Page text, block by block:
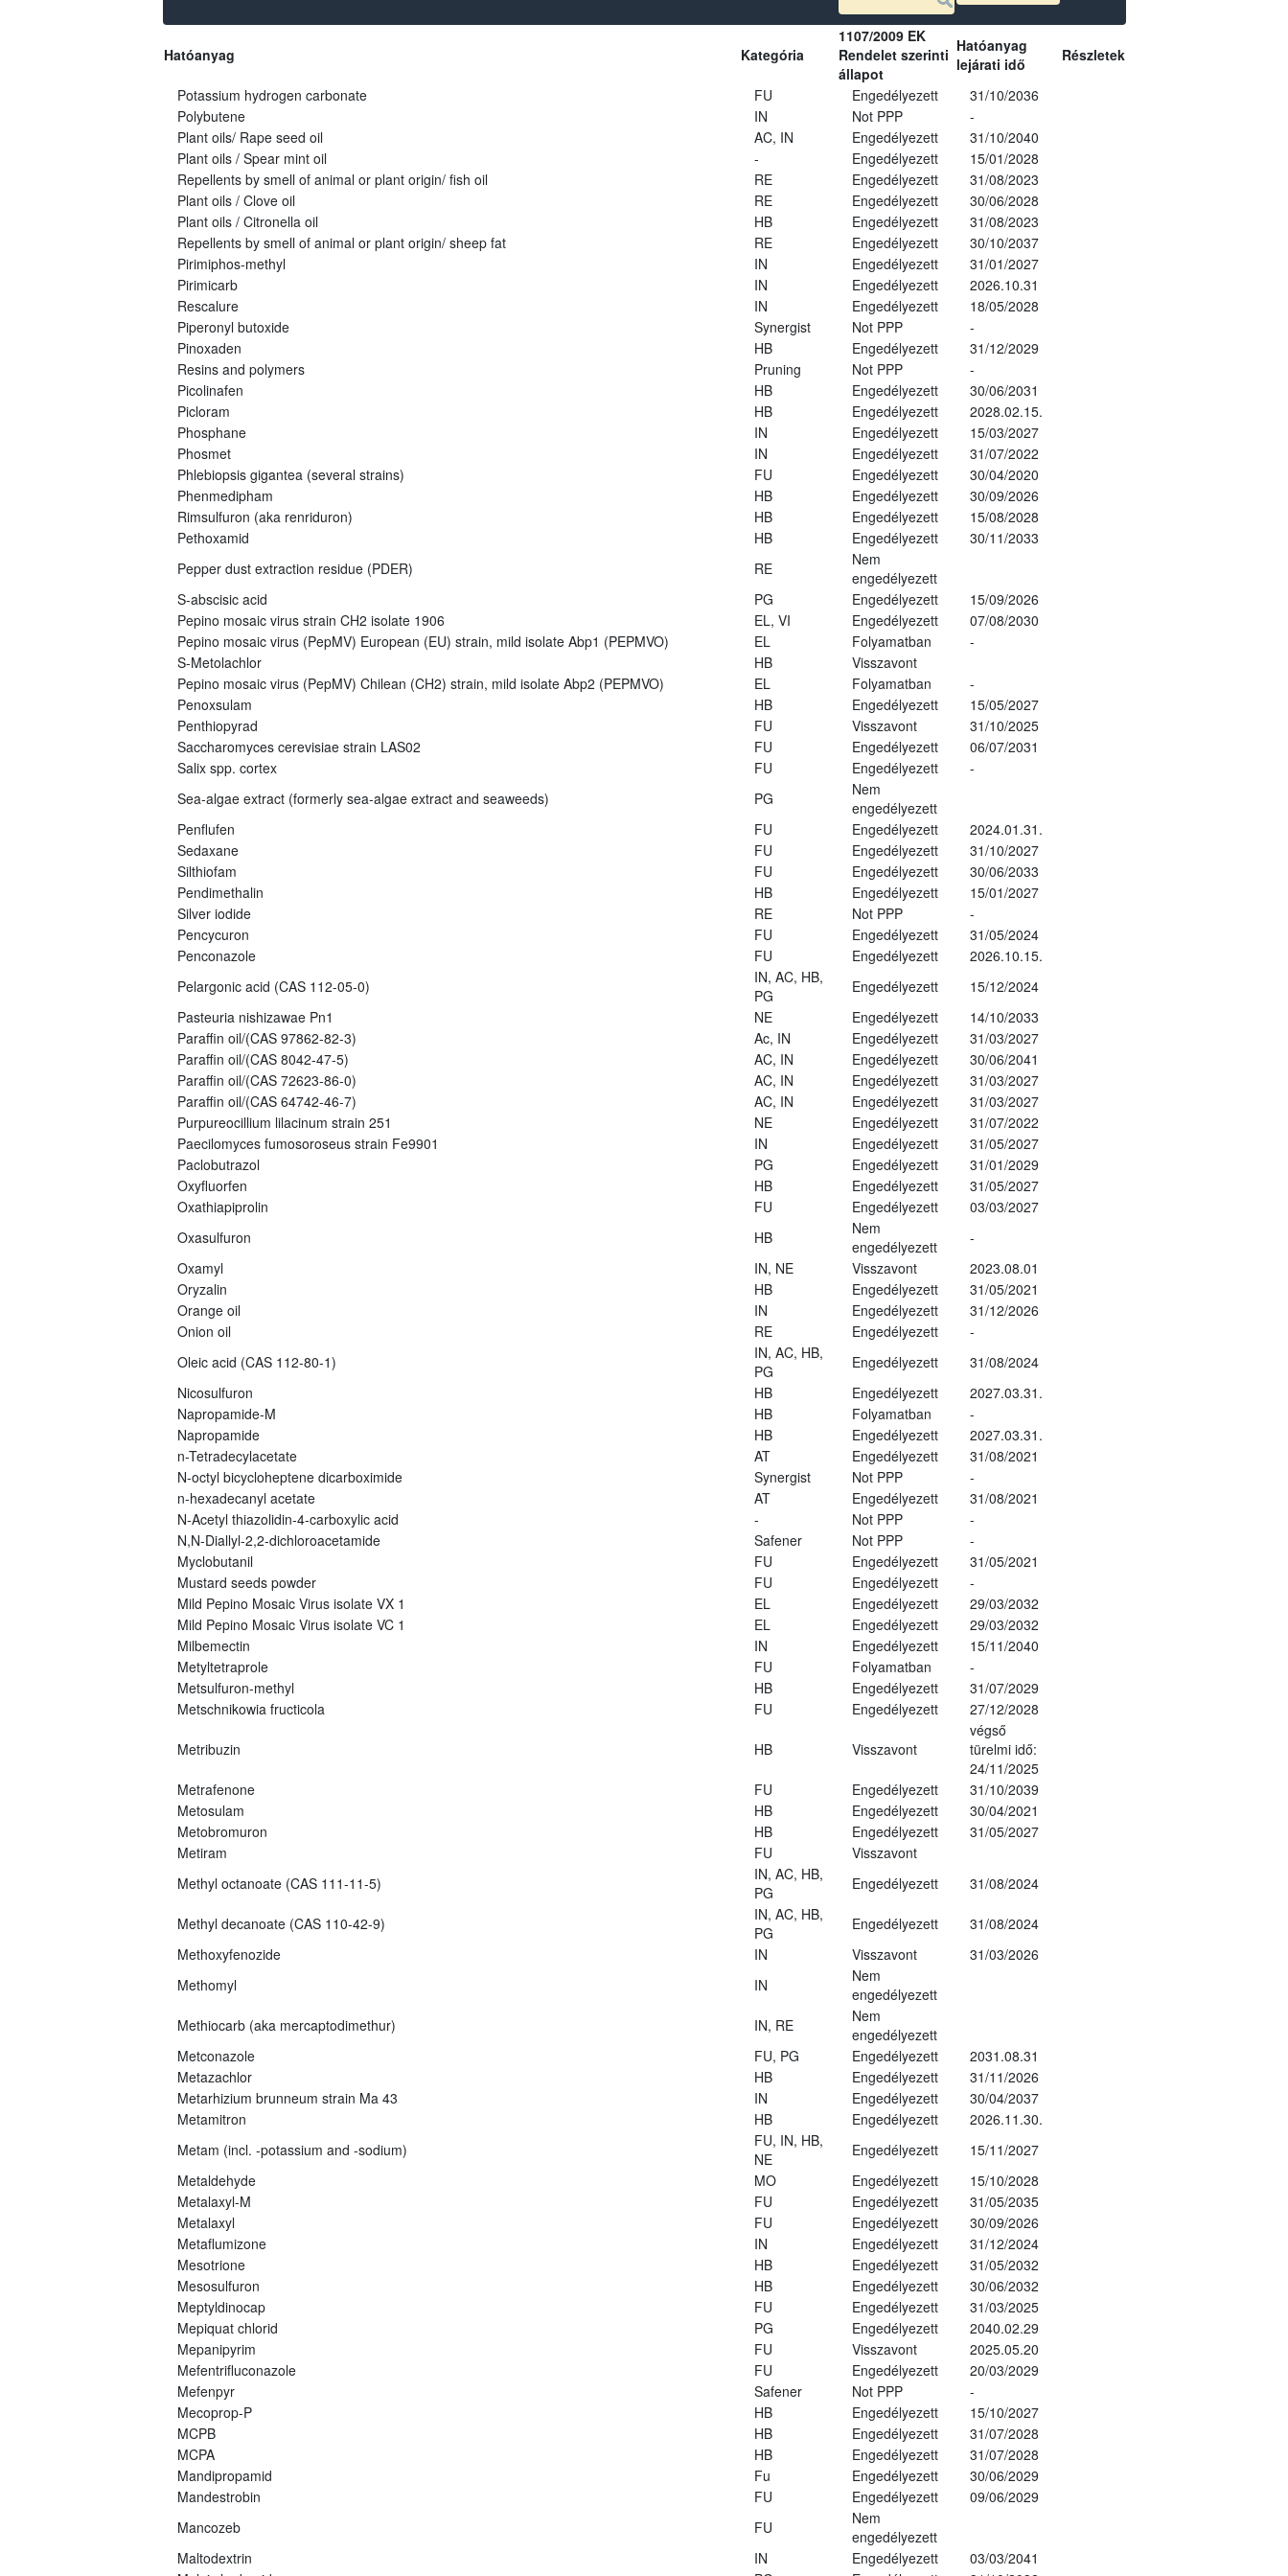
Hatóanyag Kategória
1107/2009 EK
Rendelet szerinti
állapot
Hatóanyag
lejárati idő
Részletek
Potassium hydrogen carbonate FU Engedélyezett
31/10/2036
Polybutene
IN Not PPP
-
Plant oils/ Rape seed oil
AC, IN Engedélyezett
31/10/2040
Plant oils / Spear mint oil
- Engedélyezett
15/01/2028
Repellents by smell of animal or plant origin/ fish oil
RE Engedélyezett
31/08/2023
Plant oils / Clove oil
RE Engedélyezett
30/06/2028
Plant oils / Citronella oil
HB Engedélyezett
31/08/2023
Repellents by smell of animal or plant origin/ sheep fat
RE Engedélyezett
30/10/2037
Pirimiphos-methyl
IN Engedélyezett
31/01/2027
Pirimicarb
IN Engedélyezett
2026.10.31
Rescalure
IN Engedélyezett
18/05/2028
Piperonyl butoxide
Synergist Not PPP
-
Pinoxaden
HB Engedélyezett
31/12/2029
Resins and polymers
Pruning Not PPP
-
Picolinafen
HB Engedélyezett
30/06/2031
Picloram
HB Engedélyezett
2028.02.15.
Phosphane
IN Engedélyezett
15/03/2027
Phosmet
IN Engedélyezett
31/07/2022
Phlebiopsis gigantea (several strains)
FU Engedélyezett
30/04/2020
Phenmedipham
HB Engedélyezett
30/09/2026
Rimsulfuron (aka renriduron)
HB Engedélyezett
15/08/2028
Pethoxamid
HB Engedélyezett
30/11/2033
Pepper dust extraction residue (PDER)
RE
Nem
engedélyezett
S-abscisic acid
PG Engedélyezett
15/09/2026
Pepino mosaic virus strain CH2 isolate 1906
EL, VI Engedélyezett
07/08/2030
Pepino mosaic virus (PepMV) European (EU) strain, mild isolate Abp1 (PEPMVO)
EL Folyamatban
-
S-Metolachlor
HB
Visszavont
Pepino mosaic virus (PepMV) Chilean (CH2) strain, mild isolate Abp2 (PEPMVO)
EL Folyamatban
-
Penoxsulam
HB Engedélyezett
15/05/2027
Penthiopyrad
FU Visszavont
31/10/2025
Saccharomyces cerevisiae strain LAS02
FU Engedélyezett
06/07/2031
Salix spp. cortex
FU Engedélyezett
-
Sea-algae extract (formerly sea-algae extract and seaweeds)
PG
Nem
engedélyezett
Penflufen
FU Engedélyezett
2024.01.31.
Sedaxane
FU Engedélyezett
31/10/2027
Silthiofam
FU Engedélyezett
30/06/2033
Pendimethalin
HB Engedélyezett
15/01/2027
Silver iodide
RE Not PPP
-
Pencycuron
FU Engedélyezett
31/05/2024
Penconazole
FU Engedélyezett
2026.10.15.
Pelargonic acid (CAS 112-05-0)
IN, AC, HB,
PG
Engedélyezett
15/12/2024
Pasteuria nishizawae Pn1
NE Engedélyezett
14/10/2033
Paraffin oil/(CAS 97862-82-3)
Ac, IN Engedélyezett
31/03/2027
Paraffin oil/(CAS 8042-47-5)
AC, IN Engedélyezett
30/06/2041
Paraffin oil/(CAS 72623-86-0)
AC, IN Engedélyezett
31/03/2027
Paraffin oil/(CAS 64742-46-7)
AC, IN Engedélyezett
31/03/2027
Purpureocillium lilacinum strain 251
NE Engedélyezett
31/07/2022
Paecilomyces fumosoroseus strain Fe9901
IN Engedélyezett
31/05/2027
Paclobutrazol
PG Engedélyezett
31/01/2029
Oxyfluorfen
HB Engedélyezett
31/05/2027
Oxathiapiprolin
FU Engedélyezett
03/03/2027
Oxasulfuron
HB
Nem
engedélyezett
-
Oxamyl
IN, NE Visszavont
2023.08.01
Oryzalin
HB Engedélyezett
31/05/2021
Orange oil
IN Engedélyezett
31/12/2026
Onion oil
RE Engedélyezett
-
Oleic acid (CAS 112-80-1)
IN, AC, HB,
PG
Engedélyezett
31/08/2024
Nicosulfuron
HB Engedélyezett
2027.03.31.
Napropamide-M
HB Folyamatban
-
Napropamide
HB Engedélyezett
2027.03.31.
n-Tetradecylacetate
AT Engedélyezett
31/08/2021
N-octyl bicycloheptene dicarboximide
Synergist Not PPP
-
n-hexadecanyl acetate
AT Engedélyezett
31/08/2021
N-Acetyl thiazolidin-4-carboxylic acid
- Not PPP
-
N,N-Diallyl-2,2-dichloroacetamide
Safener Not PPP
-
Myclobutanil
FU Engedélyezett
31/05/2021
Mustard seeds powder
FU Engedélyezett
-
Mild Pepino Mosaic Virus isolate VX 1
EL Engedélyezett
29/03/2032
Mild Pepino Mosaic Virus isolate VC 1
EL Engedélyezett
29/03/2032
Milbemectin
IN Engedélyezett
15/11/2040
Metyltetraprole
FU Folyamatban
-
Metsulfuron-methyl
HB Engedélyezett
31/07/2029
Metschnikowia fructicola
FU Engedélyezett 27/12/2028
Metribuzin HB Visszavont
végső
türelmi idő:
24/11/2025
Metrafenone
FU Engedélyezett
31/10/2039
Metosulam
HB Engedélyezett
30/04/2021
Metobromuron
HB Engedélyezett
31/05/2027
Metiram
FU
Visszavont
Methyl octanoate (CAS 111-11-5)
IN, AC, HB,
PG
Engedélyezett 31/08/2024
Methyl decanoate (CAS 110-42-9)
IN, AC, HB,
PG
Engedélyezett
31/08/2024
Methoxyfenozide
IN Visszavont
31/03/2026
Methomyl
IN
Nem
engedélyezett
Methiocarb (aka mercaptodimethur)
IN, RE
Nem
engedélyezett
Metconazole
FU, PG Engedélyezett
2031.08.31
Metazachlor
HB Engedélyezett
31/11/2026
Metarhizium brunneum strain Ma 43
IN Engedélyezett
30/04/2037
Metamitron
HB Engedélyezett
2026.11.30.
Metam (incl. -potassium and -sodium)
FU, IN, HB,
NE
Engedélyezett
15/11/2027
Metaldehyde
MO Engedélyezett
15/10/2028
Metalaxyl-M
FU Engedélyezett
31/05/2035
Metalaxyl
FU Engedélyezett
30/09/2026
Metaflumizone
IN Engedélyezett
31/12/2024
Mesotrione
HB Engedélyezett
31/05/2032
Mesosulfuron
HB Engedélyezett
30/06/2032
Meptyldinocap
FU Engedélyezett
31/03/2025
Mepiquat chlorid
PG Engedélyezett
2040.02.29
Mepanipyrim
FU Visszavont
2025.05.20
Mefentrifluconazole
FU Engedélyezett
20/03/2029
Mefenpyr
Safener Not PPP
-
Mecoprop-P
HB Engedélyezett
15/10/2027
MCPB
HB Engedélyezett
31/07/2028
MCPA
HB Engedélyezett
31/07/2028
Mandipropamid
Fu Engedélyezett
30/06/2029
Mandestrobin
FU Engedélyezett
09/06/2029
Mancozeb
FU
Nem
engedélyezett
Maltodextrin
IN Engedélyezett
03/03/2041